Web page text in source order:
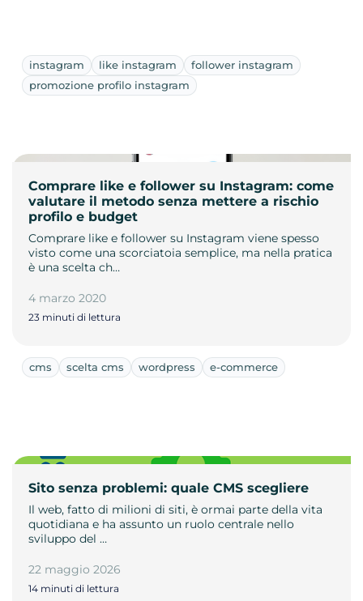
instagram like instagram
follower instagram
promozione profilo instagram
Comprare like e follower su Instagram: come
valutare il metodo senza mettere a rischio
profilo e budget
Comprare like e follower su Instagram viene spesso
visto come una scorciatoia semplice, ma nella pratica
è una scelta ch…
4 marzo 2020
23 minuti di lettura
cms scelta cms wordpress e-commerce
Sito senza problemi: quale CMS scegliere
Il web, fatto di milioni di siti, è ormai parte della vita
quotidiana e ha assunto un ruolo centrale nello
sviluppo del …
22 maggio 2026
14 minuti di lettura